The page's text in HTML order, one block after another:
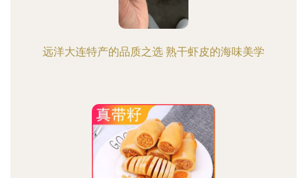
远洋大连特产的品质之选 熟干虾皮的海味美学